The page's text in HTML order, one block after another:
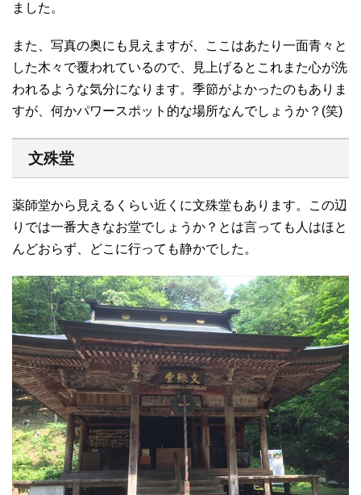
ました。
また、写真の奥にも見えますが、ここはあたり一面青々と
した木々で覆われているので、見上げるとこれまた心が洗
われるような気分になります。季節がよかったのもありま
すが、何かパワースポット的な場所なんでしょうか？(笑)
文殊堂
薬師堂から見えるくらい近くに文殊堂もあります。この辺
りでは一番大きなお堂でしょうか？とは言っても人はほと
んどおらず、どこに行っても静かでした。